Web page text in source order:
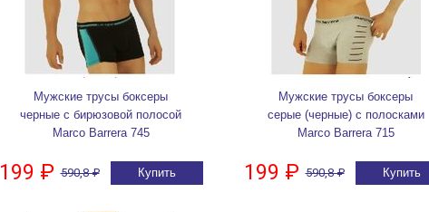
Мужские трусы боксеры
черные с бирюзовой полосой
Marco Barrera 745
199 ₽ 590,8 ₽ Купить
Мужские трусы боксеры
серые (черные) с полосками
Marco Barrera 715
199 ₽ 590,8 ₽ Купить